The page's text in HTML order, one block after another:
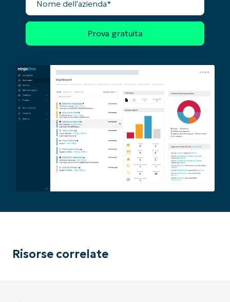
dell'azienda
Risorse correlate
Phone
number*
Paese
Company
name*